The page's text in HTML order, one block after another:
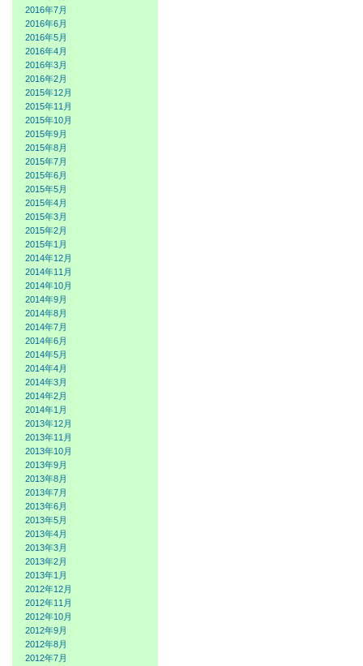
2016年7月
2016年6月
2016年5月
2016年4月
2016年3月
2016年2月
2015年12月
2015年11月
2015年10月
2015年9月
2015年8月
2015年7月
2015年6月
2015年5月
2015年4月
2015年3月
2015年2月
2015年1月
2014年12月
2014年11月
2014年10月
2014年9月
2014年8月
2014年7月
2014年6月
2014年5月
2014年4月
2014年3月
2014年2月
2014年1月
2013年12月
2013年11月
2013年10月
2013年9月
2013年8月
2013年7月
2013年6月
2013年5月
2013年4月
2013年3月
2013年2月
2013年1月
2012年12月
2012年11月
2012年10月
2012年9月
2012年8月
2012年7月